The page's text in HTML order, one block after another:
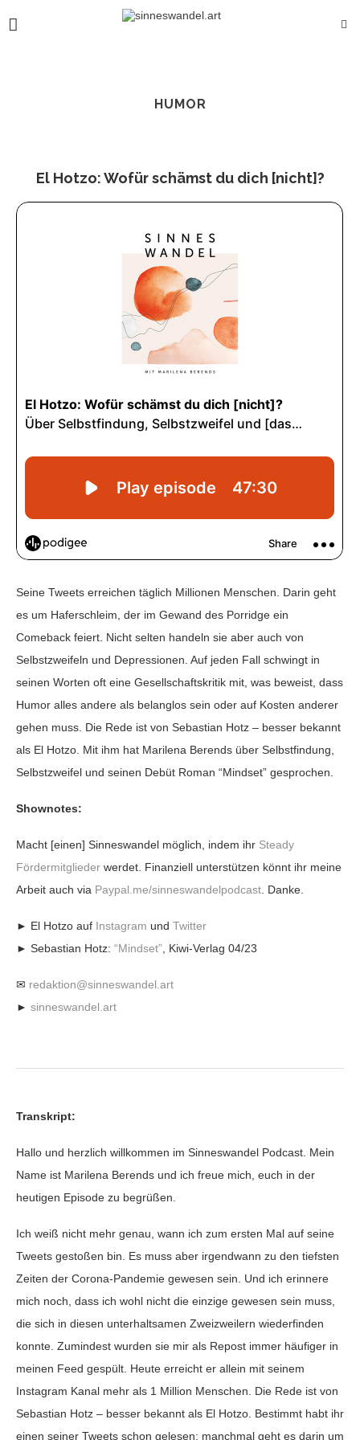
HUMOR
El Hotzo: Wofür schämst du dich [nicht]?
Seine Tweets erreichen täglich Millionen Menschen. Darin geht
es um Haferschleim, der im Gewand des Porridge ein
Comeback feiert. Nicht selten handeln sie aber auch von
Selbstzweifeln und Depressionen. Auf jeden Fall schwingt in
seinen Worten oft eine Gesellschaftskritik mit, was beweist, dass
Humor alles andere als belanglos sein oder auf Kosten anderer
gehen muss. Die Rede ist von Sebastian Hotz – besser bekannt
als El Hotzo. Mit ihm hat Marilena Berends über Selbstfindung,
Selbstzweifel und seinen Debüt Roman “Mindset” gesprochen.
Shownotes:
Macht [einen] Sinneswandel möglich, indem ihr Steady
Fördermitglieder werdet. Finanziell unterstützen könnt ihr meine
Arbeit auch via Paypal.me/sinneswandelpodcast . Danke.
► El Hotzo auf Instagram und Twitter
► Sebastian Hotz: “Mindset” , Kiwi-Verlag 04/23
✉ redaktion@sinneswandel.art
► sinneswandel.art
Transkript:
Hallo und herzlich willkommen im Sinneswandel Podcast. Mein
Name ist Marilena Berends und ich freue mich, euch in der
heutigen Episode zu begrüßen.
Ich weiß nicht mehr genau, wann ich zum ersten Mal auf seine
Tweets gestoßen bin. Es muss aber irgendwann zu den tiefsten
Zeiten der Corona-Pandemie gewesen sein. Und ich erinnere
mich noch, dass ich wohl nicht die einzige gewesen sein muss,
die sich in diesen unterhaltsamen Zweizweilern wiederfinden
konnte. Zumindest wurden sie mir als Repost immer häufiger in
meinen Feed gespült. Heute erreicht er allein mit seinem
Instagram Kanal mehr als 1 Million Menschen. Die Rede ist von
Sebastian Hotz – besser bekannt als El Hotzo. Bestimmt habt ihr
einen seiner Tweets schon gelesen: manchmal geht es darin um